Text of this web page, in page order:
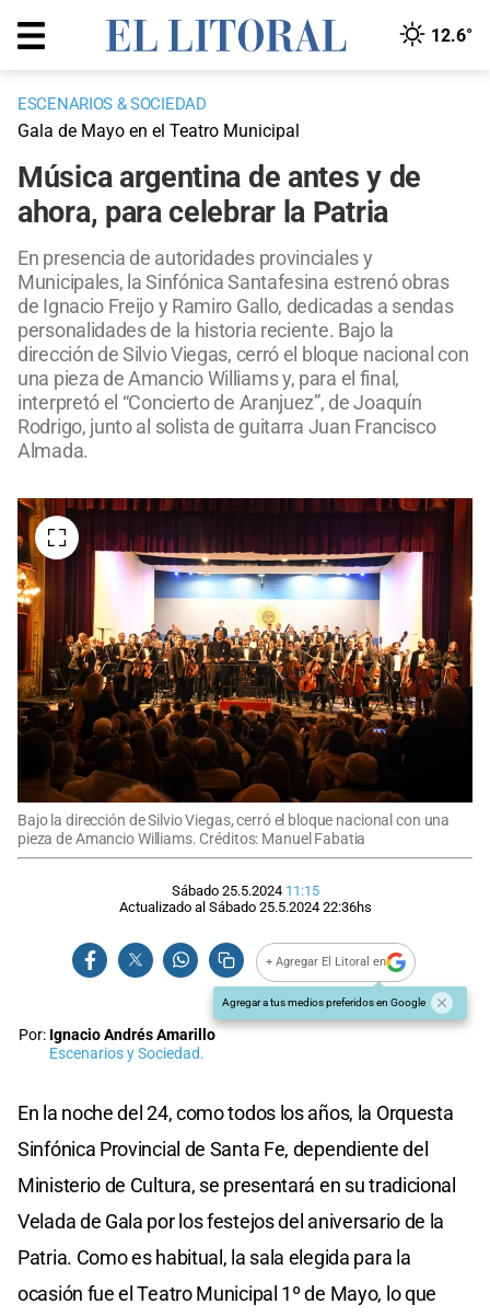
12.6°
ESCENARIOS & SOCIEDAD
Gala de Mayo en el Teatro Municipal
Música argentina de antes y de
ahora, para celebrar la Patria
En presencia de autoridades provinciales y
Municipales, la Sinfónica Santafesina estrenó obras
de Ignacio Freijo y Ramiro Gallo, dedicadas a sendas
personalidades de la historia reciente. Bajo la
dirección de Silvio Viegas, cerró el bloque nacional con
una pieza de Amancio Williams y, para el final,
interpretó el “Concierto de Aranjuez”, de Joaquín
Rodrigo, junto al solista de guitarra Juan Francisco
Almada.
Bajo la dirección de Silvio Viegas, cerró el bloque nacional con una
pieza de Amancio Williams. Créditos: Manuel Fabatia
Sábado 25.5.2024 11:15
Actualizado al Sábado 25.5.2024 22:36hs
+ Agregar El Litoral en
Agregar a tus medios preferidos en Google
Por: Ignacio Andrés Amarillo
Escenarios y Sociedad.
En la noche del 24, como todos los años, la Orquesta
Sinfónica Provincial de Santa Fe, dependiente del
Ministerio de Cultura, se presentará en su tradicional
Velada de Gala por los festejos del aniversario de la
Patria. Como es habitual, la sala elegida para la
ocasión fue el Teatro Municipal 1º de Mayo, lo que